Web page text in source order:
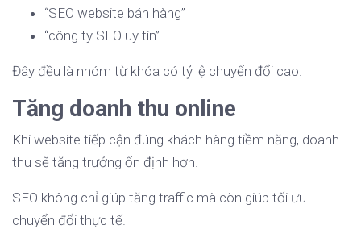
“SEO website bán hàng”
“công ty SEO uy tín”
Đây đều là nhóm từ khóa có tỷ lệ chuyển đổi cao.
Tăng doanh thu online
Khi website tiếp cận đúng khách hàng tiềm năng, doanh
thu sẽ tăng trưởng ổn định hơn.
SEO không chỉ giúp tăng traffic mà còn giúp tối ưu
chuyển đổi thực tế.